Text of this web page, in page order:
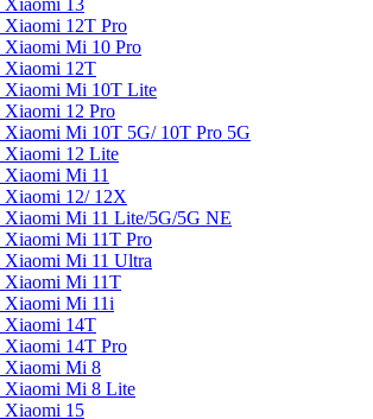
Xiaomi 13
Xiaomi 12T Pro
Xiaomi Mi 10 Pro
Xiaomi 12T
Xiaomi Mi 10T Lite
Xiaomi 12 Pro
Xiaomi Mi 10T 5G/ 10T Pro 5G
Xiaomi 12 Lite
Xiaomi Mi 11
Xiaomi 12/ 12X
Xiaomi Mi 11 Lite/5G/5G NE
Xiaomi Mi 11T Pro
Xiaomi Mi 11 Ultra
Xiaomi Mi 11T
Xiaomi Mi 11i
Xiaomi 14T
Xiaomi 14T Pro
Xiaomi Mi 8
Xiaomi Mi 8 Lite
Xiaomi 15